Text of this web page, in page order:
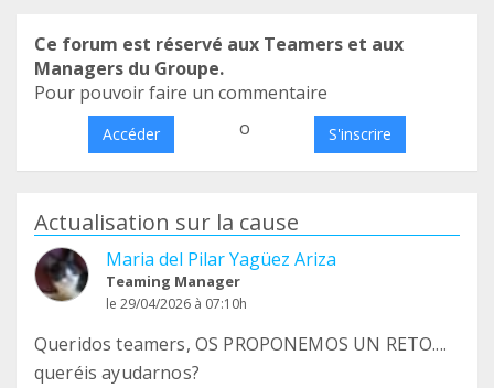
Ce forum est réservé aux Teamers et aux
Managers du Groupe.
Pour pouvoir faire un commentaire
Accéder o S'inscrire
Actualisation sur la cause
Maria del Pilar Yagüez Ariza
Teaming Manager
le 29/04/2026 à 07:10h
Queridos teamers, OS PROPONEMOS UN RETO....
queréis ayudarnos?